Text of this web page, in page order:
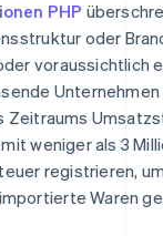
PHP
oder
voraussichtlich
Zeitraums
weniger als 3
registrieren,
Waren